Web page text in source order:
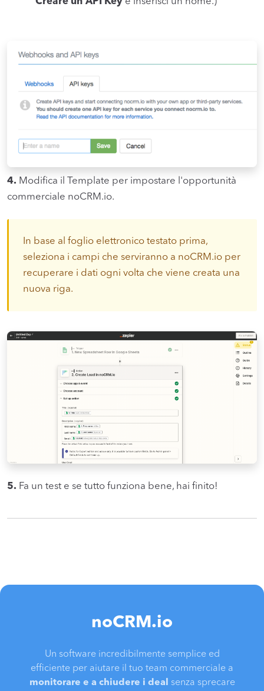
4. Modifica il Template per impostare l'opportunità
commerciale noCRM.io.
In base al foglio elettronico testato prima,
seleziona i campi che serviranno a noCRM.io per
recuperare i dati ogni volta che viene creata una
nuova riga.
5. Fa un test e se tutto funziona bene, hai finito!
noCRM.io
Un software incredibilmente semplice ed
efficiente per aiutare il tuo team commerciale a
monitorare e a chiudere i deal
senza sprecare